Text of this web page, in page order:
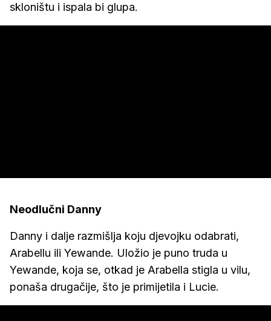
skloništu i ispala bi glupa.
Neodlučni Danny
Danny i dalje razmišlja koju djevojku odabrati,
Arabellu ili Yewande. Uložio je puno truda u
Yewande, koja se, otkad je Arabella stigla u vilu,
ponaša drugačije, što je primijetila i Lucie.